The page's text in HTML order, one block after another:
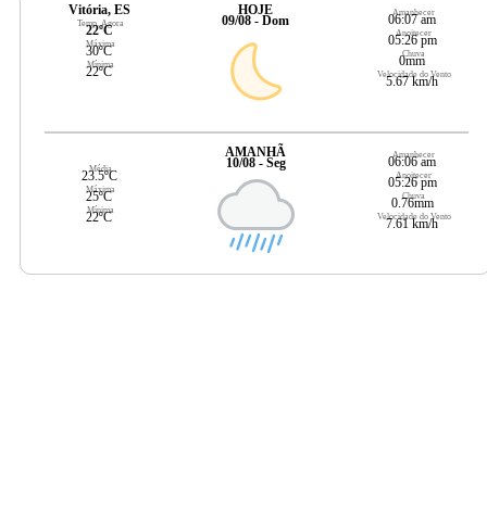
Vitória, ES
Temp. Agora
22ºC
Máxima
30ºC
Mínima
22ºC
HOJE
09/08 - Dom
Amanhecer
06:07 am
Anoitecer
05:26 pm
Chuva
0mm
Velocidade do Vento
5.67 km/h
Média
23.5ºC
Máxima
25ºC
Mínima
22ºC
AMANHÃ
10/08 - Seg
Amanhecer
06:06 am
Anoitecer
05:26 pm
Chuva
0.76mm
Velocidade do Vento
7.61 km/h